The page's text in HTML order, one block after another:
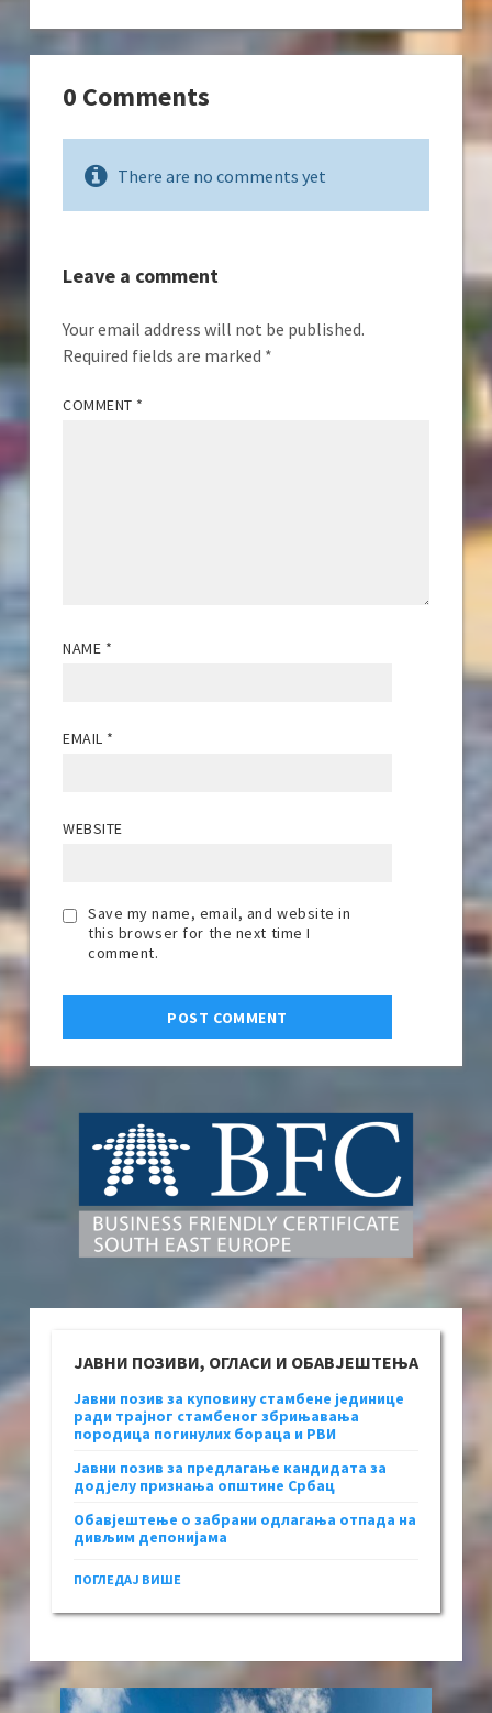
0 Comments
There are no comments yet
Leave a comment
Your email address will not be published.
Required fields are marked *
COMMENT *
NAME *
EMAIL *
WEBSITE
Save my name, email, and website in
this browser for the next time I
comment.
ЈАВНИ ПОЗИВИ, ОГЛАСИ И ОБАВЈЕШТЕЊА
Јавни позив за куповину стамбене јединице
ради трајног стамбеног збрињавања
породица погинулих бораца и РВИ
Јавни позив за предлагање кандидата за
додјелу признања општине Србац
Обавјештење о забрани одлагања отпада на
дивљим депонијама
ПОГЛЕДАЈ ВИШЕ